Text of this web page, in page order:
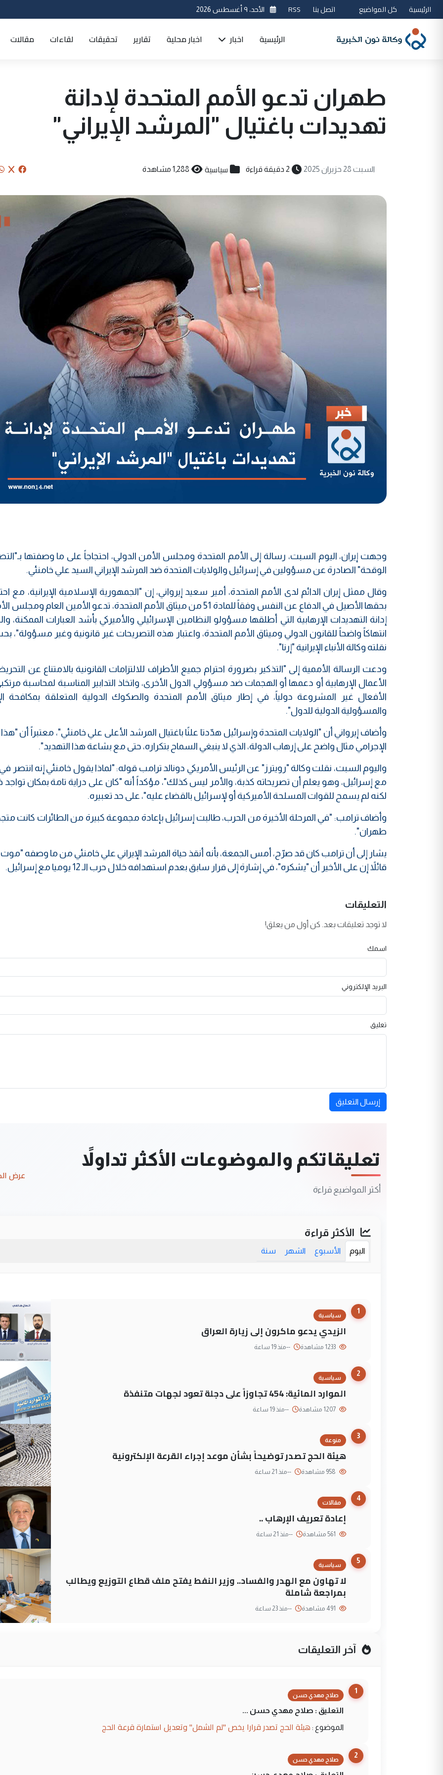
الرئيسية كل المواضيع اتصل بنا RSS الأحد، ٩ أغسطس 2026
الرئيسية اخبار اخبار محلية تقارير تحقيقات لقاءات مقالات
طهران تدعو الأمم المتحدة لإدانة
تهديدات باغتيال "المرشد الإيراني"
السبت 28 حزيران 2025 2 دقيقة قراءة سياسية 1,288 مشاهدة
وجهت إيران، اليوم السبت، رسالة إلى الأمم المتحدة ومجلس الأمن الدولي، احتجاجاً على ما وصفتها
الوقحة" الصادرة عن مسؤولين في إسرائيل والولايات المتحدة ضد المرشد الإيراني السيد علي خامنئي.
وقال ممثل إيران الدائم لدى الأمم المتحدة، أمير سعيد إيرواني، إن "الجمهورية الإسلامية الإيرانية، مع
بحقها الأصيل في الدفاع عن النفس وفقاً للمادة 51 من ميثاق الأمم المتحدة، تدعو الأمين العام
إدانة التهديدات الإرهابية التي أطلقها مسؤولو النظامين الإسرائيلي والأميركي بأشد العبارات الممكنة،
انتهاكاً واضحاً للقانون الدولي وميثاق الأمم المتحدة، واعتبار هذه التصريحات غير قانونية وغير مسؤولة"،
نقلته وكالة الأنباء الإيرانية "إرنا".
ودعت الرسالة الأممية إلى "التذكير بضرورة احترام جميع الأطراف للالتزامات القانونية بالامتناع عن
الأعمال الإرهابية أو دعمها أو الهجمات ضد مسؤولي الدول الأخرى، واتخاذ التدابير المناسبة لمحاسبة
الأفعال غير المشروعة دولياً، في إطار ميثاق الأمم المتحدة والصكوك الدولية المتعلقة بمكافحة
والمسؤولية الدولية للدول".
وأضاف إيرواني أن "الولايات المتحدة وإسرائيل هدّدتا علنًا باغتيال المرشد الأعلى علي خامنئي"، معتبراً أن
الإجرامي مثال واضح على إرهاب الدولة، الذي لا ينبغي السماح بتكراره، حتى مع بشاعة هذا التهديد".
واليوم السبت، نقلت وكالة "رويترز" عن الرئيس الأمريكي دونالد ترامب قوله: "لماذا يقول خامنئي إنه انتصر
مع إسرائيل، وهو يعلم أن تصريحاته كذبة، والأمر ليس كذلك"، مؤكداً أنه "كان على دراية تامة بمكان تواجد
لكنه لم يسمح للقوات المسلحة الأميركية أو لإسرائيل بالقضاء عليه"، على حد تعبيره.
وأضاف ترامب: "في المرحلة الأخيرة من الحرب، طالبت إسرائيل بإعادة مجموعة كبيرة من الطائرات كانت
طهران".
يشار إلى أن ترامب كان قد صرّح، أمس الجمعة، بأنه أنقذ حياة المرشد الإيراني علي خامنئي من ما وصفه
قائلاً إن على الأخير أن "يشكره"، في إشارة إلى قرار سابق بعدم استهدافه خلال حرب الـ 12 يوميا مع إسرائيل.
التعليقات
لا توجد تعليقات بعد. كن أول من يعلق!
اسمك
البريد الإلكتروني
تعليق
إرسال التعليق
تعليقاتكم والموضوعات الأكثر تداولاً
أكثر المواضيع قراءة
عرض
الأكثر قراءة
اليوم الأسبوع الشهر سنة
1
سياسية
الزيدي يدعو ماكرون إلى زيارة العراق
--منذ 19 ساعة
2
سياسية
الموارد المائية: 454 تجاوزاً على دجلة تعود لجهات متنفذة
--منذ 19 ساعة
3
منوعة
هيئة الحج تصدر توضيحاً بشأن موعد إجراء القرعة الإلكترونية
--منذ 21 ساعة
4
مقالات
إعادة تعريف الإرهاب ..
--منذ 21 ساعة
5
سياسية
لا تهاون مع الهدر والفساد.. وزير النفط يفتح ملف قطاع التوزيع ويطالب
بمراجعة شاملة
--منذ 23 ساعة
آخر التعليقات
1
صلاح مهدي حسن
التعليق : صلاح مهدي حسن ...
الموضوع : هيئة الحج تصدر قرارا يخص "لم الشمل" وتعديل استمارة قرعة الحج
2
صلاح مهدي حسن